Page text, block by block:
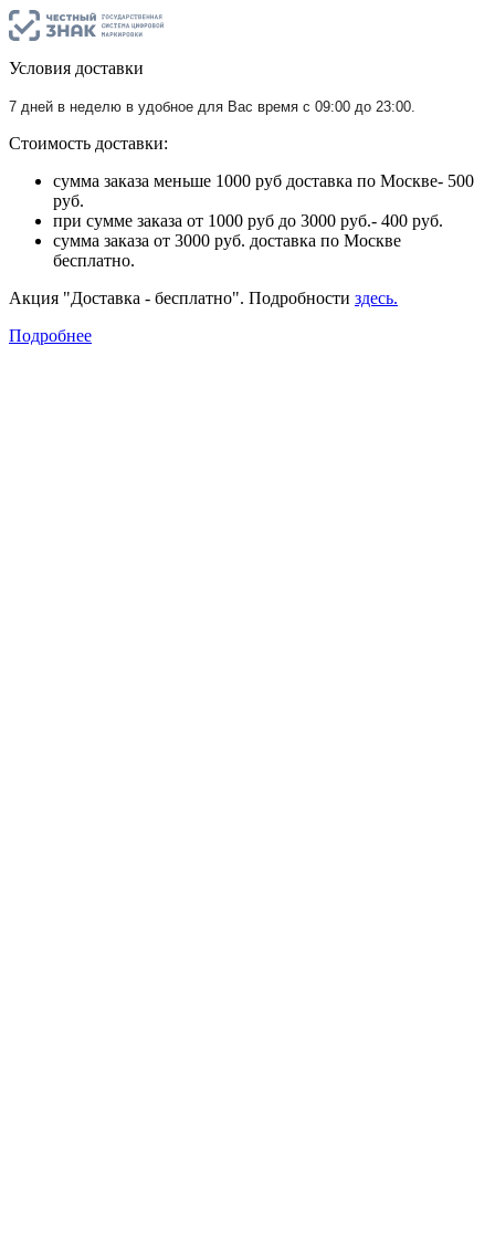
Условия доставки
7 дней в неделю в удобное для Вас время с 09:00 до 23:00.
Стоимость доставки:
сумма заказа меньше 1000 руб доставка по Москве- 500
руб.
при сумме заказа от 1000 руб до 3000 руб.- 400 руб.
сумма заказа от 3000 руб. доставка по Москве
бесплатно.
Акция "Доставка - бесплатно". Подробности здесь.
Подробнее